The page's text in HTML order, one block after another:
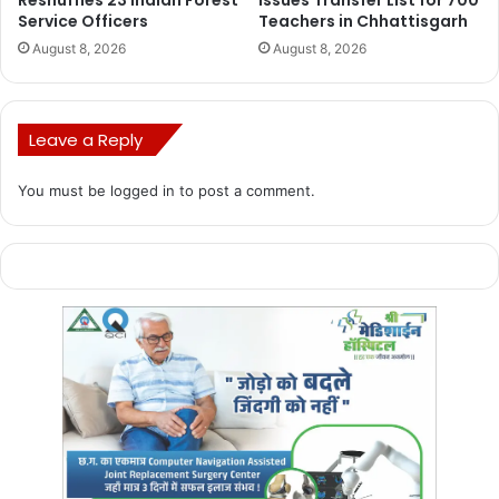
Service Officers
August 8, 2026
Teachers in Chhattisgarh
August 8, 2026
Leave a Reply
You must be logged in to post a comment.